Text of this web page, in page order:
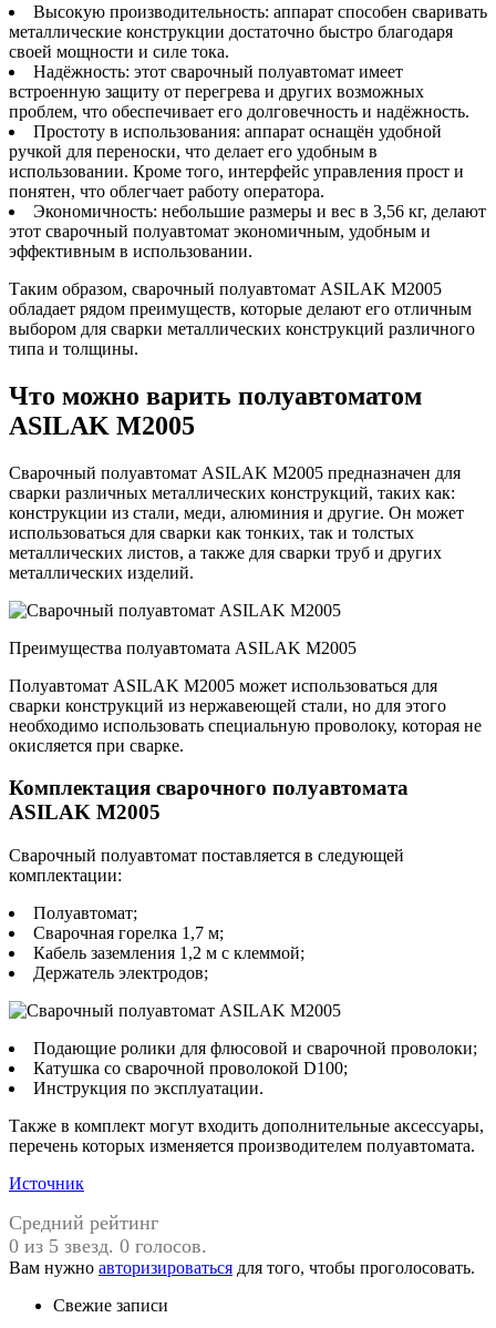
Высокую производительность: аппарат способен сваривать
металлические конструкции достаточно быстро благодаря
своей мощности и силе тока.
Надёжность: этот сварочный полуавтомат имеет
встроенную защиту от перегрева и других возможных
проблем, что обеспечивает его долговечность и надёжность.
Простоту в использования: аппарат оснащён удобной
ручкой для переноски, что делает его удобным в
использовании. Кроме того, интерфейс управления прост и
понятен, что облегчает работу оператора.
Экономичность: небольшие размеры и вес в 3,56 кг, делают
этот сварочный полуавтомат экономичным, удобным и
эффективным в использовании.
Таким образом, сварочный полуавтомат ASILAK M2005
обладает рядом преимуществ, которые делают его отличным
выбором для сварки металлических конструкций различного
типа и толщины.
Что можно варить полуавтоматом
ASILAK M2005
Сварочный полуавтомат ASILAK M2005 предназначен для
сварки различных металлических конструкций, таких как:
конструкции из стали, меди, алюминия и другие. Он может
использоваться для сварки как тонких, так и толстых
металлических листов, а также для сварки труб и других
металлических изделий.
Преимущества полуавтомата ASILAK M2005
Полуавтомат ASILAK M2005 может использоваться для
сварки конструкций из нержавеющей стали, но для этого
необходимо использовать специальную проволоку, которая не
окисляется при сварке.
Комплектация сварочного полуавтомата
ASILAK M2005
Сварочный полуавтомат поставляется в следующей
комплектации:
Полуавтомат;
Сварочная горелка 1,7 м;
Кабель заземления 1,2 м с клеммой;
Держатель электродов;
Подающие ролики для флюсовой и сварочной проволоки;
Катушка со сварочной проволокой D100;
Инструкция по эксплуатации.
Также в комплект могут входить дополнительные аксессуары,
перечень которых изменяется производителем полуавтомата.
Источник
Средний рейтинг
0 из 5 звезд. 0 голосов.
Вам нужно авторизироваться для того, чтобы проголосовать.
Свежие записи